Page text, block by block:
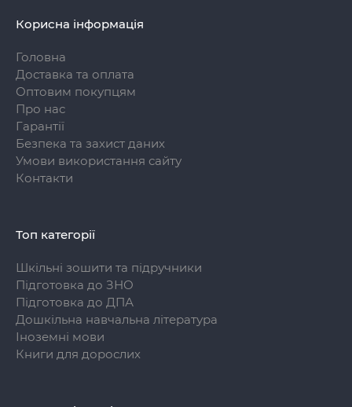
Корисна інформація
Головна
Доставка та оплата
Оптовим покупцям
Про нас
Гарантії
Безпека та захист даних
Умови використання сайту
Контакти
Топ категорії
Шкільні зошити та підручники
Підготовка до ЗНО
Підготовка до ДПА
Дошкільна навчальна література
Іноземні мови
Книги для дорослих